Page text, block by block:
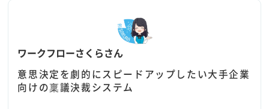
ワークフローさくらさん
意思決定を劇的にスピードアップしたい大手企業
向けの稟議決裁システム